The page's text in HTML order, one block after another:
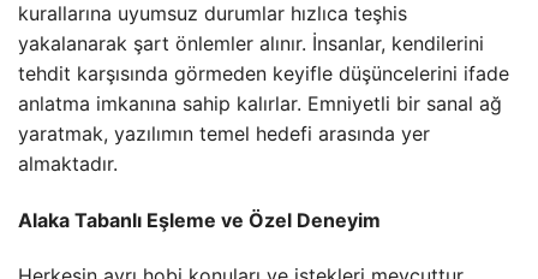
kurallarına uyumsuz durumlar hızlıca teşhis
yakalanarak şart önlemler alınır. İnsanlar, kendilerini
tehdit karşısında görmeden keyifle düşüncelerini ifade
anlatma imkanına sahip kalırlar. Emniyetli bir sanal ağ
yaratmak, yazılımın temel hedefi arasında yer
almaktadır.
Alaka Tabanlı Eşleme ve Özel Deneyim